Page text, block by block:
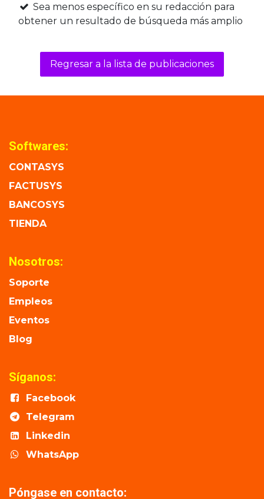
Sea menos específico en su redacción para
obtener un resultado de búsqueda más amplio
Regresar a la lista de publicaciones
Softwares:
CONTASYS
FACTUSYS
BANCOSYS
TIENDA
Nosotros:
Soporte
Empleos
Eventos
Blog
Síganos:
Facebook
Telegram
Linkedin
WhatsApp
Póngase en contacto: